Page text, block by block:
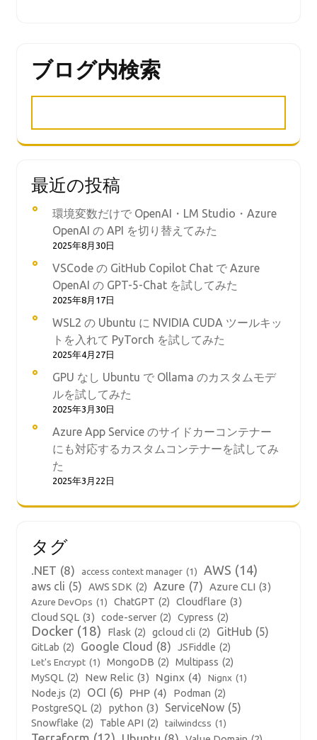
ブログ内検索
最近の投稿
環境変数だけで OpenAI・LM Studio・Azure
OpenAI の API を切り替えてみた
2025年8月30日
VSCode の GitHub Copilot Chat で Azure
OpenAI の GPT-5-Chat を試してみた
2025年8月17日
WSL2 の Ubuntu に NVIDIA CUDA ツールキッ
トを入れて PyTorch を試してみた
2025年4月27日
GPU なし Ubuntu で Ollama のカスタムモデ
ルを試してみた
2025年3月30日
Azure App Service のサイドカーコンテナー
にも対応するカスタムコンテナーを試してみ
た
2025年3月22日
タグ
.NET (8) access context manager (1) AWS (14)
aws cli (5) AWS SDK (2) Azure (7) Azure CLI (3)
Azure DevOps (1) ChatGPT (2) Cloudflare (3)
Cloud SQL (3) code-server (2) Cypress (2)
Docker (18) Flask (2) gcloud cli (2) GitHub (5)
GitLab (2) Google Cloud (8) JSFiddle (2)
Let's Encrypt (1) MongoDB (2) Multipass (2)
MySQL (2) New Relic (3) Nginx (4) Nignx (1)
Node.js (2) OCI (6) PHP (4) Podman (2)
PostgreSQL (2) python (3) ServiceNow (5)
Snowflake (2) Table API (2) tailwindcss (1)